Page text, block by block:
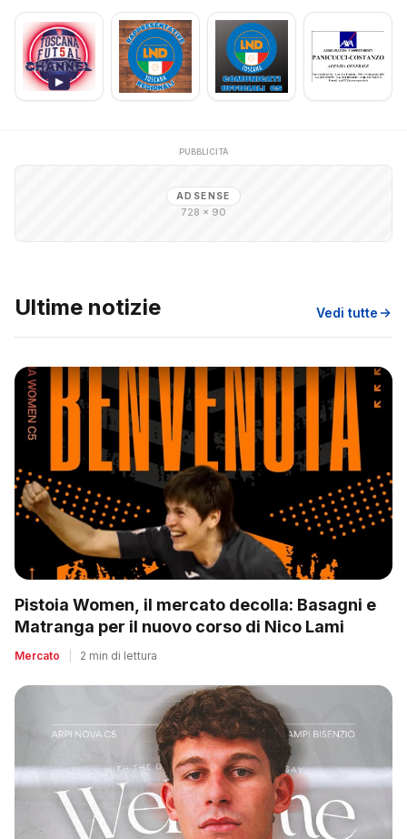
PUBBLICITÀ
ADSENSE
728 × 90
Ultime notizie Vedi tutte
Pistoia Women, il mercato decolla: Basagni e
Matranga per il nuovo corso di Nico Lami
Mercato 2 min di lettura